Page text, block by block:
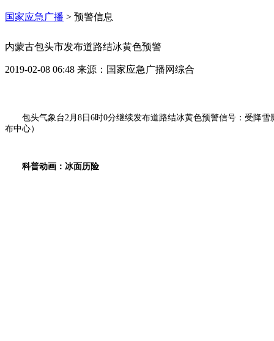
国家应急广播 > 预警信息
内蒙古包头市发布道路结冰黄色预警
2019-02-08 06:48 来源： 国家应急广播网综合
包头气象台2月8日6时0分继续发布道路结冰黄色预警信号：受降
布中心）
科普动画：冰面历险